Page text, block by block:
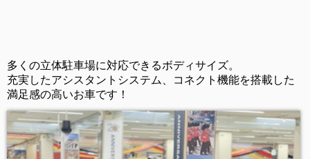
多くの立体駐車場に対応できるボディサイズ。
充実したアシスタントシステム、コネクト機能を搭載した
満足感の高いお車です！